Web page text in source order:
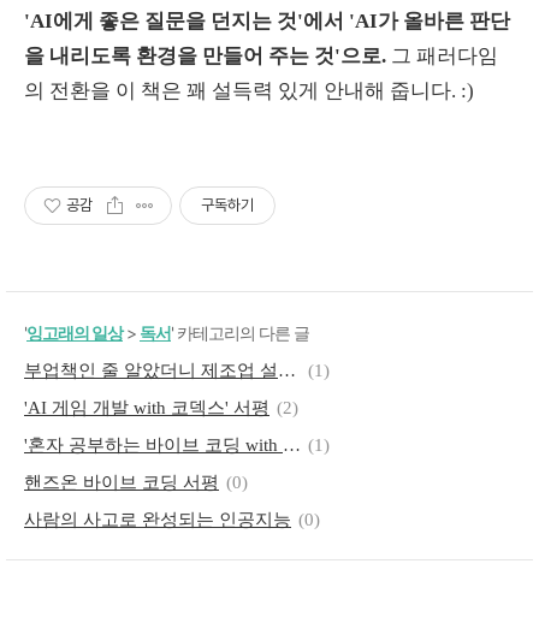
'AI에게 좋은 질문을 던지는 것'에서 'AI가 올바른 판단
을 내리도록 환경을 만들어 주는 것'으로. 그 패러다임
의 전환을 이 책은 꽤 설득력 있게 안내해 줍니다. :)
공감 구독하기
'잉고래의 일상> 독서' 카테고리의 다른 글
부업책인 줄 알았더니 제조업 설계서, 제미나이로 디지털 자산 쌓는 법
(1)
'AI 게임 개발 with 코덱스' 서평 (2)
'혼자 공부하는 바이브 코딩 with 클로드 코드' 서평 (1)
핸즈온 바이브 코딩 서평 (0)
사람의 사고로 완성되는 인공지능 (0)